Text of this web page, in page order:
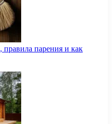
парения и как